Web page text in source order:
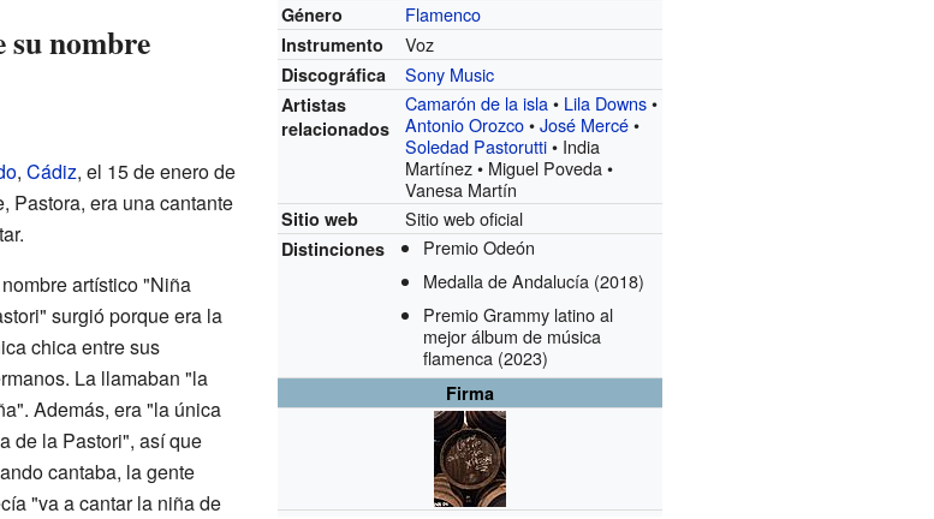
Género Flamenco
Instrumento Voz
Discográfica Sony Music
Artistas
relacionados
Camarón de la isla• Lila Downs•
Antonio Orozco•José Mercé•
Soledad Pastorutti• India
Martínez • Miguel Poveda •
Vanesa Martín
Sitio web Sitio web oficial
Distinciones
Premio Odeón
Medalla de Andalucía (2018)
Premio Grammy latino al
mejor álbum de música
flamenca (2023)
Firma
su nombre
, Cádiz, el 15 de enero de
Pastora, era una cantante
artístico "Niña
surgió porque era la
chica entre sus
La llamaban "la
Además, era "la única
de la Pastori", así que
cantaba, la gente
"va a cantar la niña de